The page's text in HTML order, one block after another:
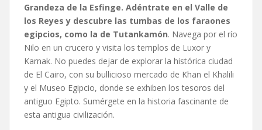
Grandeza de la Esfinge. Adéntrate en el Valle de
los Reyes y descubre las tumbas de los faraones
egipcios, como la de Tutankamón. Navega por el río
Nilo en un crucero y visita los templos de Luxor y
Karnak. No puedes dejar de explorar la histórica ciudad
de El Cairo, con su bullicioso mercado de Khan el Khalili
y el Museo Egipcio, donde se exhiben los tesoros del
antiguo Egipto. Sumérgete en la historia fascinante de
esta antigua civilización.